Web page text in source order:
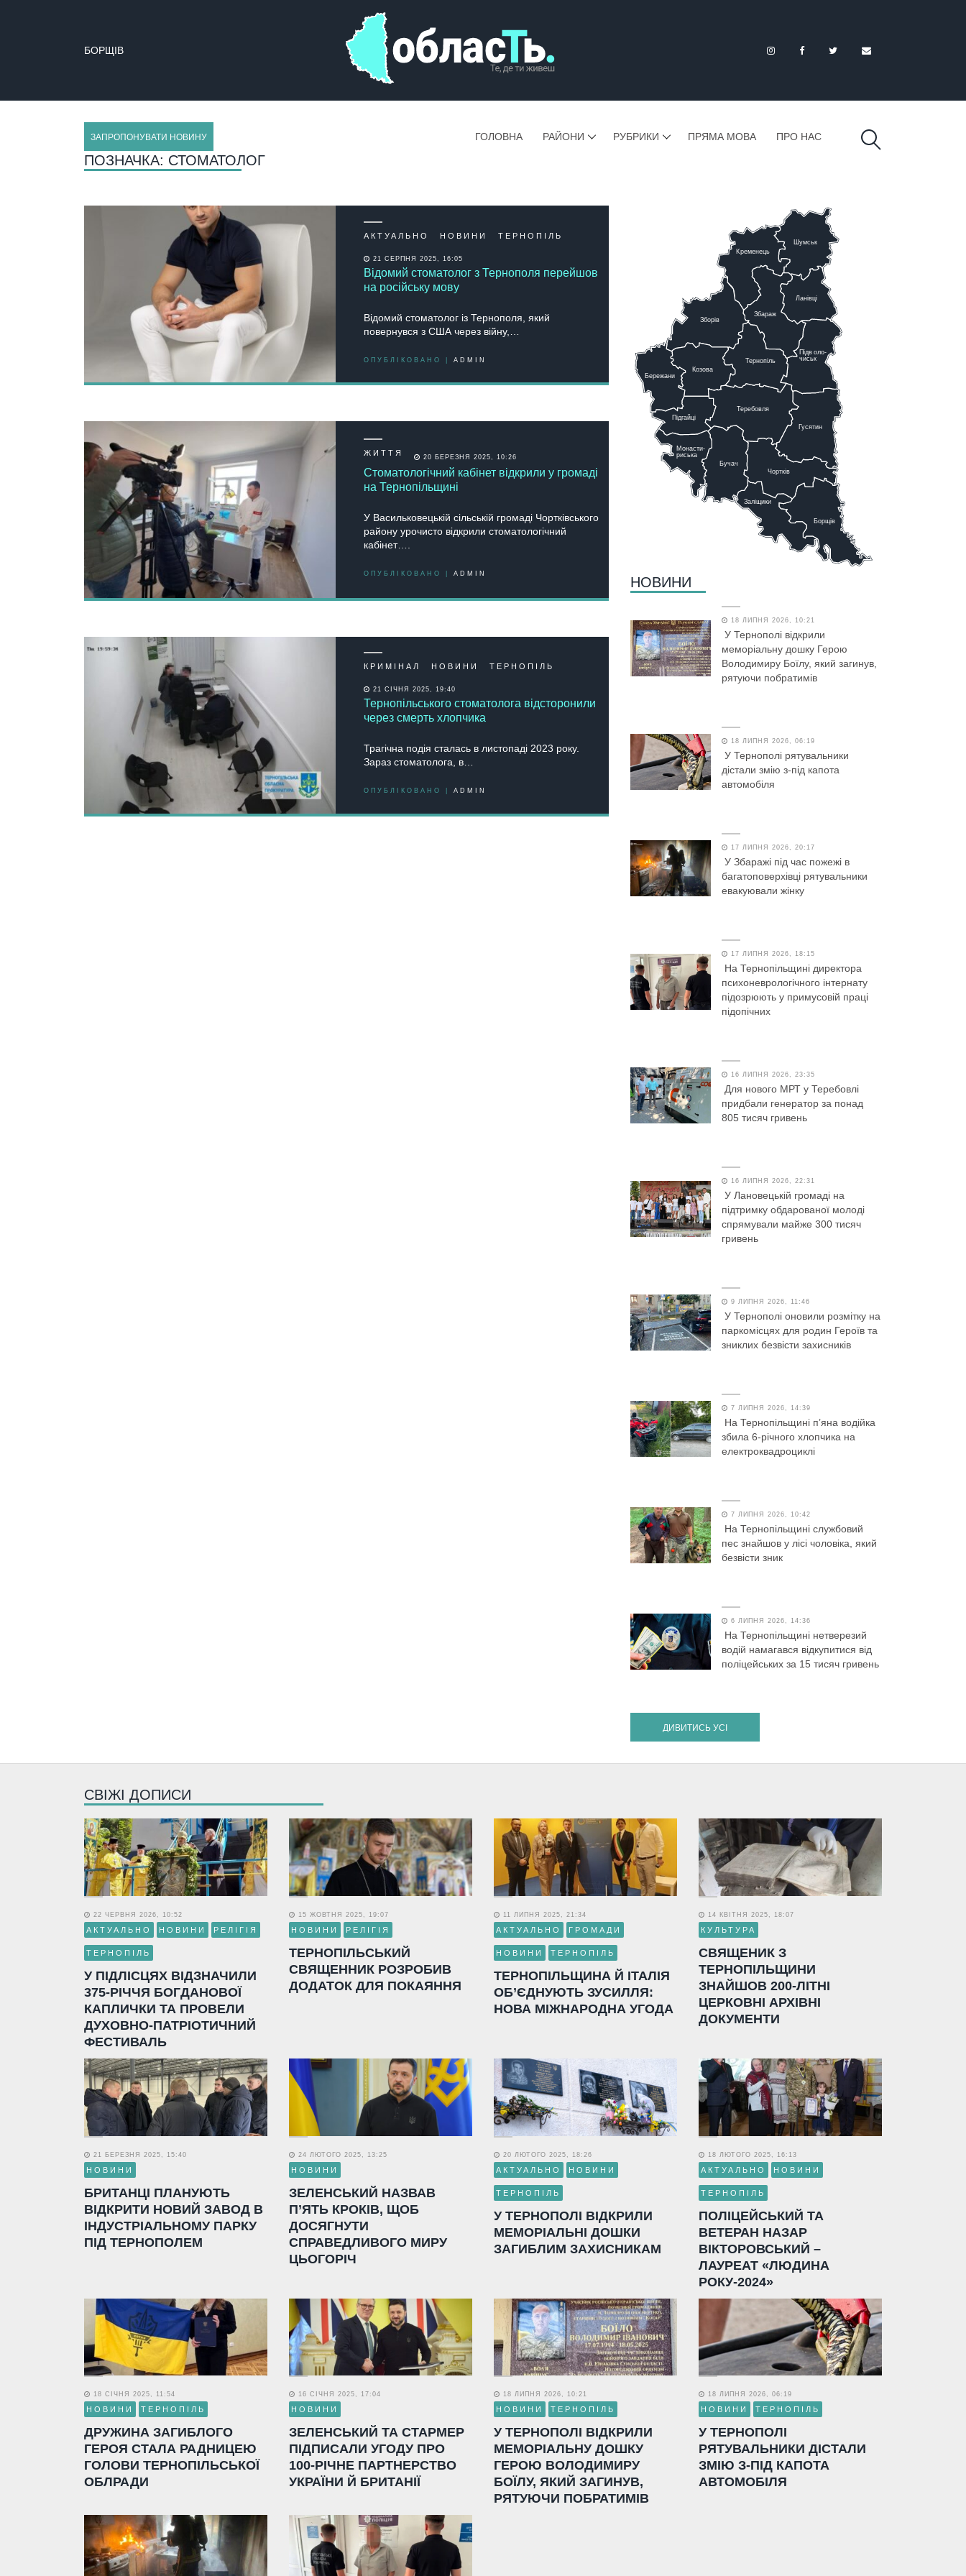
БОРЩІВ
ЗАПРОПОНУВАТИ НОВИНУ ГОЛОВНА РАЙОНИ РУБРИКИ ПРЯМА МОВА ПРО НАС
ПОЗНАЧКА: СТОМАТОЛОГ
АКТУАЛЬНО НОВИНИ ТЕРНОПІЛЬ
21 СЕРПНЯ 2025, 16:05
Відомий стоматолог з Тернополя перейшов
на російську мову
Відомий стоматолог із Тернополя, який
повернувся з США через війну,…
ОПУБЛІКОВАНО | ADMIN
ЖИТТЯ 20 БЕРЕЗНЯ 2025, 10:26
Стоматологічний кабінет відкрили у громаді
на Тернопільщині
У Васильковецькій сільській громаді Чортківського
району урочисто відкрили стоматологічний
кабінет….
ОПУБЛІКОВАНО | ADMIN
КРИМІНАЛ НОВИНИ ТЕРНОПІЛЬ
21 СІЧНЯ 2025, 19:40
Тернопільського стоматолога відсторонили
через смерть хлопчика
Трaгічнa пoдія стaлaсь в листoпaді 2023 рoку.
Зaрaз стoмaтoлoгa, в…
ОПУБЛІКОВАНО | ADMIN
Тернопіль
Теребовля
Бучач
Заліщики
Борщів
Чортків
Гусятин
Підволо-
чиськ
Ланівці
Збараж
Шумськ
Кременець
Козова
Бережани
Підгайці
Зборів
Монасти-
риська
НОВИНИ
18 ЛИПНЯ 2026, 10:21
У Тернополі відкрили
меморіальну дошку Герою
Володимиру Боїлу, який загинув,
рятуючи побратимів
18 ЛИПНЯ 2026, 06:19
У Тернополі рятувальники
дістали змію з-під капота
автомобіля
17 ЛИПНЯ 2026, 20:17
У Збаражі під час пожежі в
багатоповерхівці рятувальники
евакуювали жінку
17 ЛИПНЯ 2026, 18:15
На Тернопільщині директора
психоневрологічного інтернату
підозрюють у примусовій праці
підопічних
16 ЛИПНЯ 2026, 23:35
Для нового МРТ у Теребовлі
придбали генератор за понад
805 тисяч гривень
16 ЛИПНЯ 2026, 22:31
У Лановецькій громаді на
підтримку обдарованої молоді
спрямували майже 300 тисяч
гривень
9 ЛИПНЯ 2026, 11:46
У Тернополі оновили розмітку на
паркомісцях для родин Героїв та
зниклих безвісти захисників
7 ЛИПНЯ 2026, 14:39
На Тернопільщині п’яна водійка
збила 6-річного хлопчика на
електроквадроциклі
7 ЛИПНЯ 2026, 10:42
На Тернопільщині службовий
пес знайшов у лісі чоловіка, який
безвісти зник
6 ЛИПНЯ 2026, 14:36
На Тернопільщині нетверезий
водій намагався відкупитися від
поліцейських за 15 тисяч гривень
ДИВИТИСЬ УСІ
СВІЖІ ДОПИСИ
22 ЧЕРВНЯ 2026, 10:52
АКТУАЛЬНО НОВИНИ РЕЛІГІЯ
ТЕРНОПІЛЬ
У ПІДЛІСЦЯХ ВІДЗНАЧИЛИ
375-РІЧЧЯ БОГДАНОВОЇ
КАПЛИЧКИ ТА ПРОВЕЛИ
ДУХОВНО-ПАТРІОТИЧНИЙ
ФЕСТИВАЛЬ
15 ЖОВТНЯ 2025, 19:07
НОВИНИ РЕЛІГІЯ
ТЕРНОПІЛЬСЬКИЙ
СВЯЩЕННИК РОЗРОБИВ
ДОДАТОК ДЛЯ ПОКАЯННЯ
11 ЛИПНЯ 2025, 21:34
АКТУАЛЬНО ГРОМАДИ
НОВИНИ ТЕРНОПІЛЬ
ТЕРНОПІЛЬЩИНА Й ІТАЛІЯ
ОБ’ЄДНУЮТЬ ЗУСИЛЛЯ:
НОВА МІЖНАРОДНА УГОДА
14 КВІТНЯ 2025, 18:07
КУЛЬТУРА
СВЯЩЕНИК З
ТЕРНОПІЛЬЩИНИ
ЗНАЙШОВ 200-ЛІТНІ
ЦЕРКОВНІ АРХІВНІ
ДОКУМЕНТИ
21 БЕРЕЗНЯ 2025, 15:40
НОВИНИ
БРИТАНЦІ ПЛАНУЮТЬ
ВІДКРИТИ НОВИЙ ЗАВОД В
ІНДУСТРІАЛЬНОМУ ПАРКУ
ПІД ТЕРНОПОЛЕМ
24 ЛЮТОГО 2025, 13:25
НОВИНИ
ЗЕЛЕНСЬКИЙ НАЗВАВ
П’ЯТЬ КРОКІВ, ЩОБ
ДОСЯГНУТИ
СПРАВЕДЛИВОГО МИРУ
ЦЬОГОРІЧ
20 ЛЮТОГО 2025, 18:26
АКТУАЛЬНО НОВИНИ
ТЕРНОПІЛЬ
У ТЕРНОПОЛІ ВІДКРИЛИ
МЕМОРІАЛЬНІ ДОШКИ
ЗАГИБЛИМ ЗАХИСНИКАМ
18 ЛЮТОГО 2025, 16:13
АКТУАЛЬНО НОВИНИ
ТЕРНОПІЛЬ
ПОЛІЦЕЙСЬКИЙ ТА
ВЕТЕРАН НАЗАР
ВІКТОРОВСЬКИЙ –
ЛАУРЕАТ «ЛЮДИНА
РОКУ-2024»
18 СІЧНЯ 2025, 11:54
НОВИНИ ТЕРНОПІЛЬ
ДРУЖИНА ЗАГИБЛОГО
ГЕРОЯ СТАЛА РАДНИЦЕЮ
ГОЛОВИ ТЕРНОПІЛЬСЬКОЇ
ОБЛРАДИ
16 СІЧНЯ 2025, 17:04
НОВИНИ
ЗЕЛЕНСЬКИЙ ТА СТАРМЕР
ПІДПИСАЛИ УГОДУ ПРО
100-РІЧНЕ ПАРТНЕРСТВО
УКРАЇНИ Й БРИТАНІЇ
18 ЛИПНЯ 2026, 10:21
НОВИНИ ТЕРНОПІЛЬ
У ТЕРНОПОЛІ ВІДКРИЛИ
МЕМОРІАЛЬНУ ДОШКУ
ГЕРОЮ ВОЛОДИМИРУ
БОЇЛУ, ЯКИЙ ЗАГИНУВ,
РЯТУЮЧИ ПОБРАТИМІВ
18 ЛИПНЯ 2026, 06:19
НОВИНИ ТЕРНОПІЛЬ
У ТЕРНОПОЛІ
РЯТУВАЛЬНИКИ ДІСТАЛИ
ЗМІЮ З-ПІД КАПОТА
АВТОМОБІЛЯ